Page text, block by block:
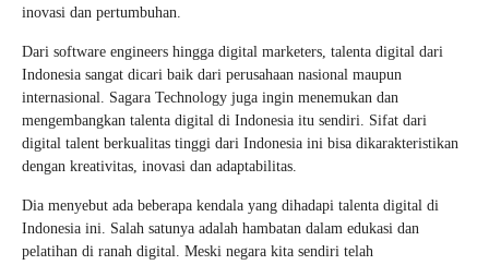
inovasi dan pertumbuhan.
Dari software engineers hingga digital marketers, talenta digital dari
Indonesia sangat dicari baik dari perusahaan nasional maupun
internasional. Sagara Technology juga ingin menemukan dan
mengembangkan talenta digital di Indonesia itu sendiri. Sifat dari
digital talent berkualitas tinggi dari Indonesia ini bisa dikarakteristikan
dengan kreativitas, inovasi dan adaptabilitas.
Dia menyebut ada beberapa kendala yang dihadapi talenta digital di
Indonesia ini. Salah satunya adalah hambatan dalam edukasi dan
pelatihan di ranah digital. Meski negara kita sendiri telah